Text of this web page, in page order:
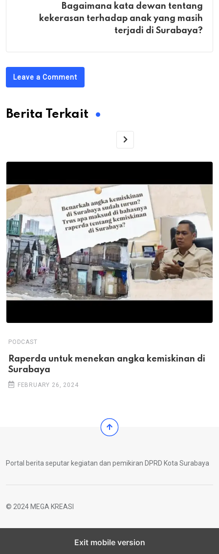
Bagaimana kata dewan tentang
kekerasan terhadap anak yang masih
terjadi di Surabaya?
Leave a Comment
Berita Terkait
PODCAST
Raperda untuk menekan angka kemiskinan di
Surabaya
FEBRUARY 26, 2024
Portal berita seputar kegiatan dan pemikiran DPRD Kota Surabaya
© 2024 MEGA KREASI
Exit mobile version